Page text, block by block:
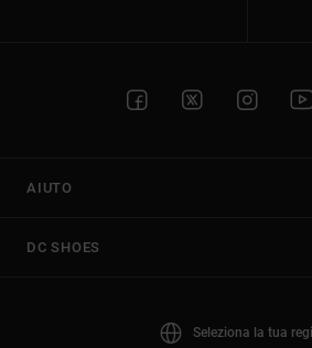
AIUTO
DC SHOES
Seleziona la tua